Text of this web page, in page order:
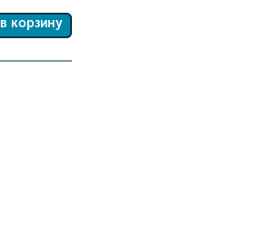
в корзину